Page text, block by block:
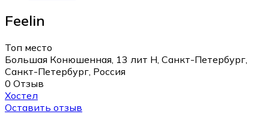
Feelin
Топ место
Большая Конюшенная, 13 лит Н, Санкт-Петербург,
Санкт-Петербург, Россия
0 Отзыв
Хостел
Оставить отзыв